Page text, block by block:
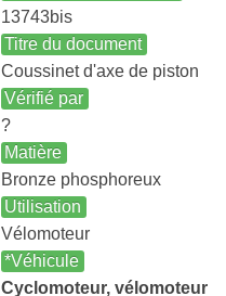
13743bis
Titre du document
Coussinet d'axe de piston
Vérifié par
?
Matière
Bronze phosphoreux
Utilisation
Vélomoteur
*Véhicule
Cyclomoteur, vélomoteur